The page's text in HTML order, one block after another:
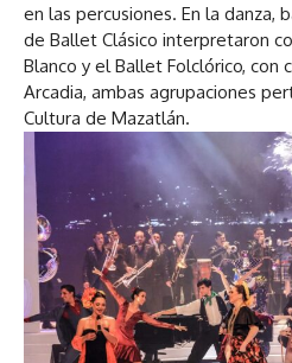
en las percusiones. En la danza,
de Ballet Clásico interpretaron
Blanco y el Ballet Folclórico, con
Arcadia, ambas agrupaciones
Cultura de Mazatlán.